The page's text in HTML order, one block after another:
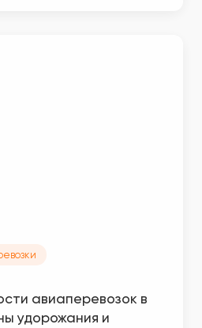
авиаперевозок в
удорожания и